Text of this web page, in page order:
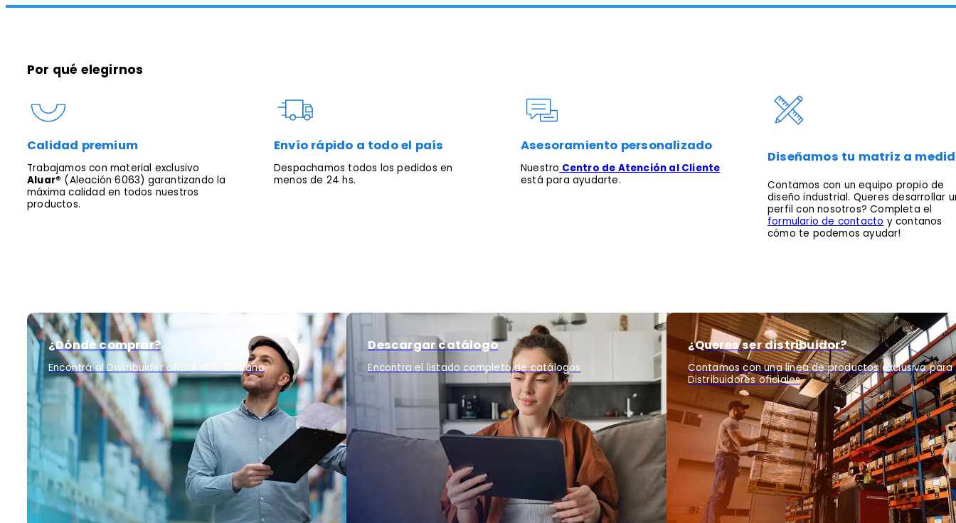
Por qué elegirnos
Calidad premium
Trabajamos con material exclusivo
Aluar® (Aleación 6063) garantizando la
máxima calidad en todos nuestros
productos.
Envío rápido a todo el país
Despachamos todos los pedidos en
menos de 24 hs.
Asesoramiento personalizado
Nuestro Centro de Atención al Cliente
está para ayudarte.
Diseñamos tu matriz a
Contamos con un equipo propio de
diseño industrial. Queres desarrollar
perfil con nosotros? Completa el
formulario de contacto y contanos
cómo te podemos ayudar!
¿Dónde comprar?
Encontrá al Distribuidor oficial más cercano
Descargar catálogo
Encontra el listado completo de catálogos
¿Queres ser distribuidor?
Contamos con una linea de productos exclusiva para
Distribuidores oficiales